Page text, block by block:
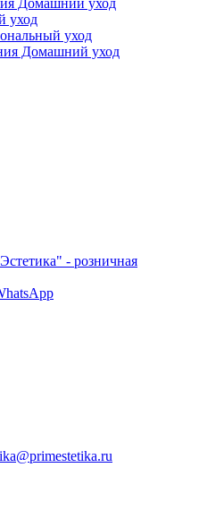
Домашний уход
уход
уход
Домашний уход
- розничная